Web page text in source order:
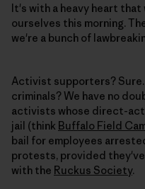
It's with a heavy heart
ourselves this morning.
we're a bunch of
Activist supporters?
criminals? We have no
activists whose direct-
jail (think Buffalo Field
bail for employees
protests, provided
with the Ruckus Society.